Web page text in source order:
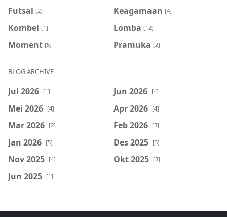
Futsal [2] Keagamaan [4]
Kombel [1] Lomba [12]
Moment [5] Pramuka [2]
BLOG ARCHIVE
Jul 2026 [1] Jun 2026 [4]
Mei 2026 [4] Apr 2026 [4]
Mar 2026 [2] Feb 2026 [3]
Jan 2026 [5] Des 2025 [3]
Nov 2025 [4] Okt 2025 [3]
Jun 2025 [1]